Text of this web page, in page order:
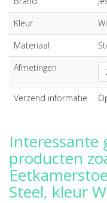
Kleur
Materiaal
Afmetingen
Verzend informatie
Interessante
producten
Steel, kleur